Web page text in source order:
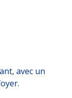
avec un